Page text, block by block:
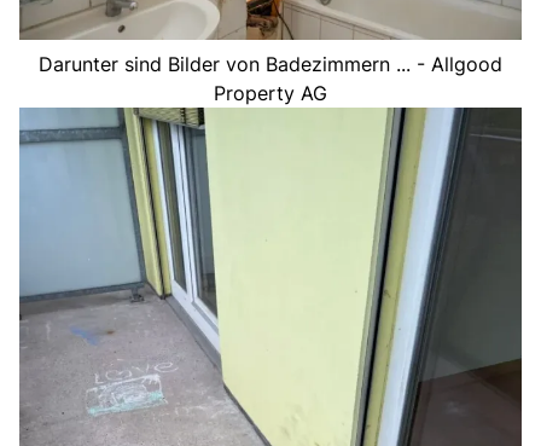
Darunter sind Bilder von Badezimmern ... - Allgood
Property AG